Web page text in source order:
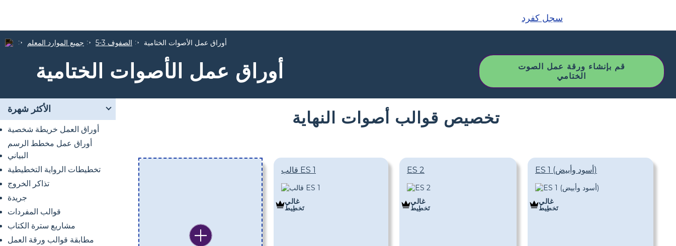
سجل كفرد
جميع الموارد المعلم الصفوف 3-5 أوراق عمل الأصوات الختامية
أوراق عمل الأصوات الختامية
قم بإنشاء ورقة عمل الصوت
الختامي
الأكثر شهرة
أوراق العمل خريطة شخصية
أوراق عمل مخطط الرسم
البياني
تخطيطات الرواية التخطيطية
تذاكر الخروج
جريدة
قوالب المفردات
مشاريع سترة الكتاب
مطابقة قوالب ورقة العمل
تخصيص قوالب أصوات النهاية
قالب ES 1
غالي
تَخطِيط
ES 2
غالي
تَخطِيط
ES 1 (أسود وأبيض)
غالي
تَخطِيط